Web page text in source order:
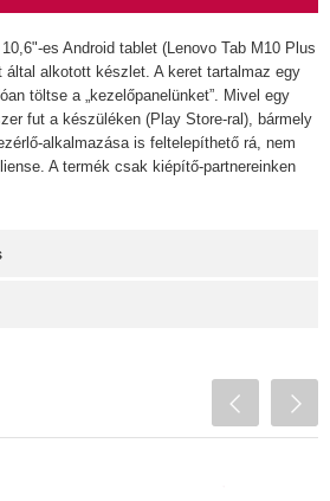
es Android tablet (Lenovo Tab M10 Plus
által alkotott készlet. A keret tartalmaz egy
töltse a „kezelőpanelünket”. Mivel egy
fut a készüléken (Play Store-ral), bármely
alkalmazása is feltelepíthető rá, nem
A termék csak kiépítő-partnereinken